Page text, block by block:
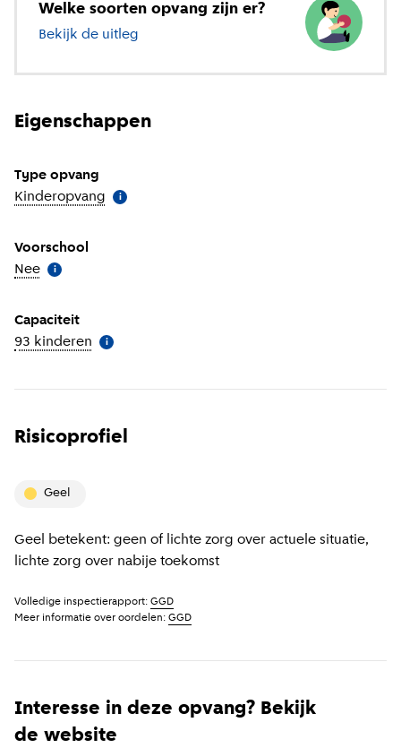
Welke soorten opvang zijn er?
Bekijk de uitleg over verschillende soorten opvang
Eigenschappen
Type opvang
Kinderopvang Meer informatie
i
Voorschool
Nee Meer informatie
i
Capaciteit
93 kinderen Meer informatie
i
Risicoprofiel
geel
Geel betekent: geen of lichte zorg over actuele situatie,
lichte zorg over nabije toekomst
Volledige inspectierapport: GGD
Meer informatie over oordelen: GGD
Interesse in deze opvang? Bekijk
de website